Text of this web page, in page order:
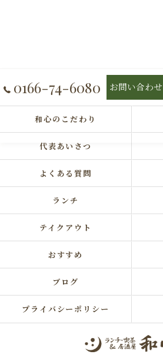
0166-74-6080 お問い合わせ
和心のこだわり
代表あいさつ
よくある質問
ランチ
テイクアウト
おすすめ
ブログ
プライバシーポリシー